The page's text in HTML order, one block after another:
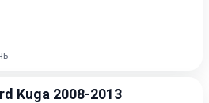
Kuga 2008-2013